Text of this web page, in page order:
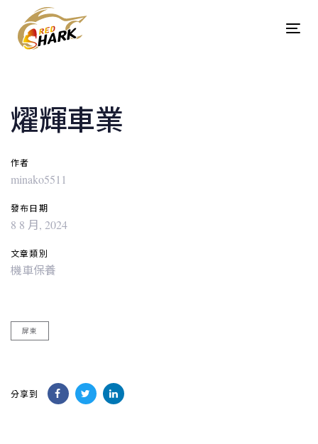
links
content
燿輝車業
作者
minako5511
發布日期
8 8 月, 2024
文章類別
機車保養
屏東
分享到
navigation